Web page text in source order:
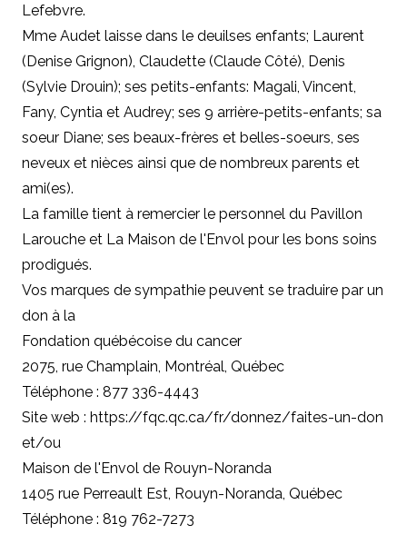
Lefebvre.
Mme Audet laisse dans le deuilses enfants; Laurent
(Denise Grignon), Claudette (Claude Côté), Denis
(Sylvie Drouin); ses petits-enfants: Magali, Vincent,
Fany, Cyntia et Audrey; ses 9 arrière-petits-enfants; sa
soeur Diane; ses beaux-frères et belles-soeurs, ses
neveux et nièces ainsi que de nombreux parents et
ami(es).
La famille tient à remercier le personnel du Pavillon
Larouche et La Maison de l'Envol pour les bons soins
prodigués.
Vos marques de sympathie peuvent se traduire par un
don à la
Fondation québécoise du cancer
2075, rue Champlain, Montréal, Québec
Téléphone : 877 336-4443
Site web : https://fqc.qc.ca/fr/donnez/faites-un-don
et/ou
Maison de l'Envol de Rouyn-Noranda
1405 rue Perreault Est, Rouyn-Noranda, Québec
Téléphone : 819 762-7273